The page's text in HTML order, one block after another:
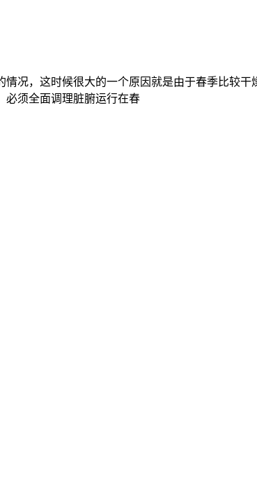
况，这时候很大的一个原因就是由于春季比较
必须全面调理脏腑运行在春